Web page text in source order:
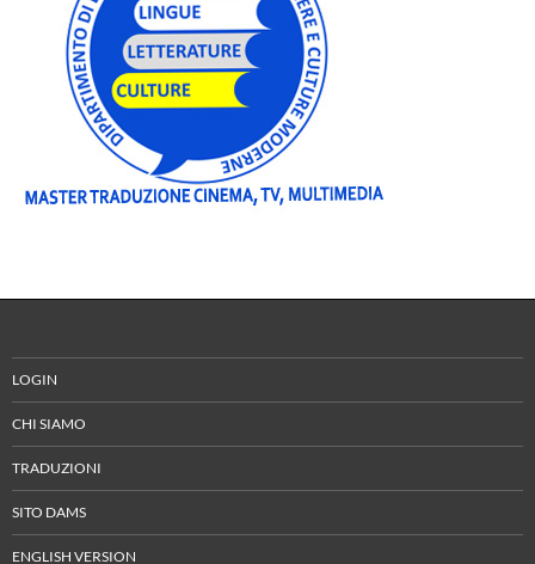
LOGIN
CHI SIAMO
TRADUZIONI
SITO DAMS
ENGLISH VERSION